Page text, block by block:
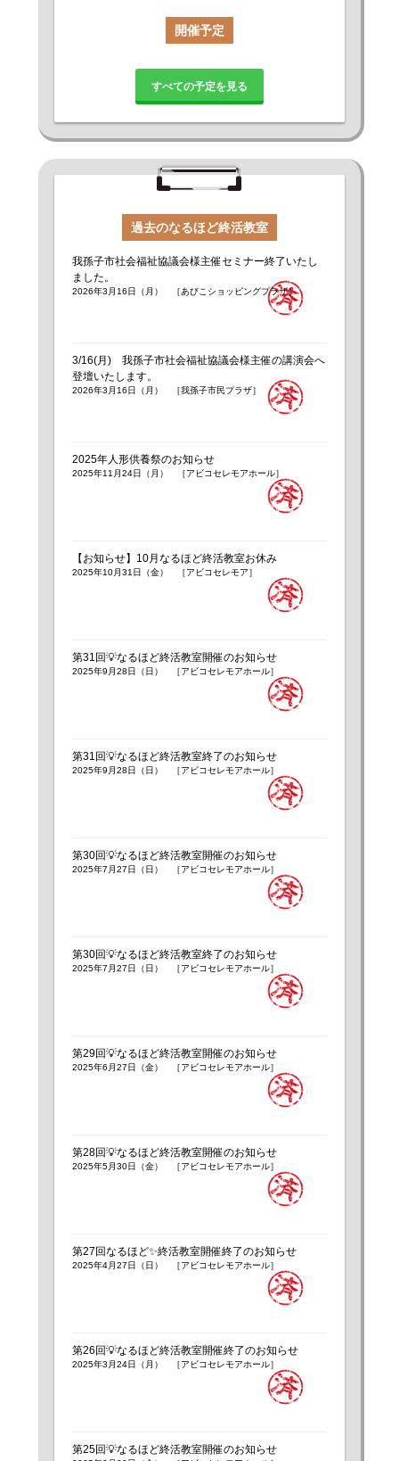
開催予定
すべての予定を見る
過去のなるほど終活教室
我孫子市社会福祉協議会様主催セミナー終了いたし
ました。
2026年3月16日（月） ［あびこショッピングプラザ］
3/16(月) 我孫子市社会福祉協議会様主催の講演会へ
登壇いたします。
2026年3月16日（月） ［我孫子市民プラザ］
2025年人形供養祭のお知らせ
2025年11月24日（月） ［アビコセレモアホール］
【お知らせ】10月なるほど終活教室お休み
2025年10月31日（金） ［アビコセレモア］
第31回💡なるほど終活教室開催のお知らせ
2025年9月28日（日） ［アビコセレモアホール］
第31回💡なるほど終活教室終了のお知らせ
2025年9月28日（日） ［アビコセレモアホール］
第30回💡なるほど終活教室開催のお知らせ
2025年7月27日（日） ［アビコセレモアホール］
第30回💡なるほど終活教室終了のお知らせ
2025年7月27日（日） ［アビコセレモアホール］
第29回💡なるほど終活教室開催のお知らせ
2025年6月27日（金） ［アビコセレモアホール］
第28回💡なるほど終活教室開催のお知らせ
2025年5月30日（金） ［アビコセレモアホール］
第27回なるほど✨終活教室開催終了のお知らせ
2025年4月27日（日） ［アビコセレモアホール］
第26回💡なるほど終活教室開催終了のお知らせ
2025年3月24日（月） ［アビコセレモアホール］
第25回💡なるほど終活教室開催のお知らせ